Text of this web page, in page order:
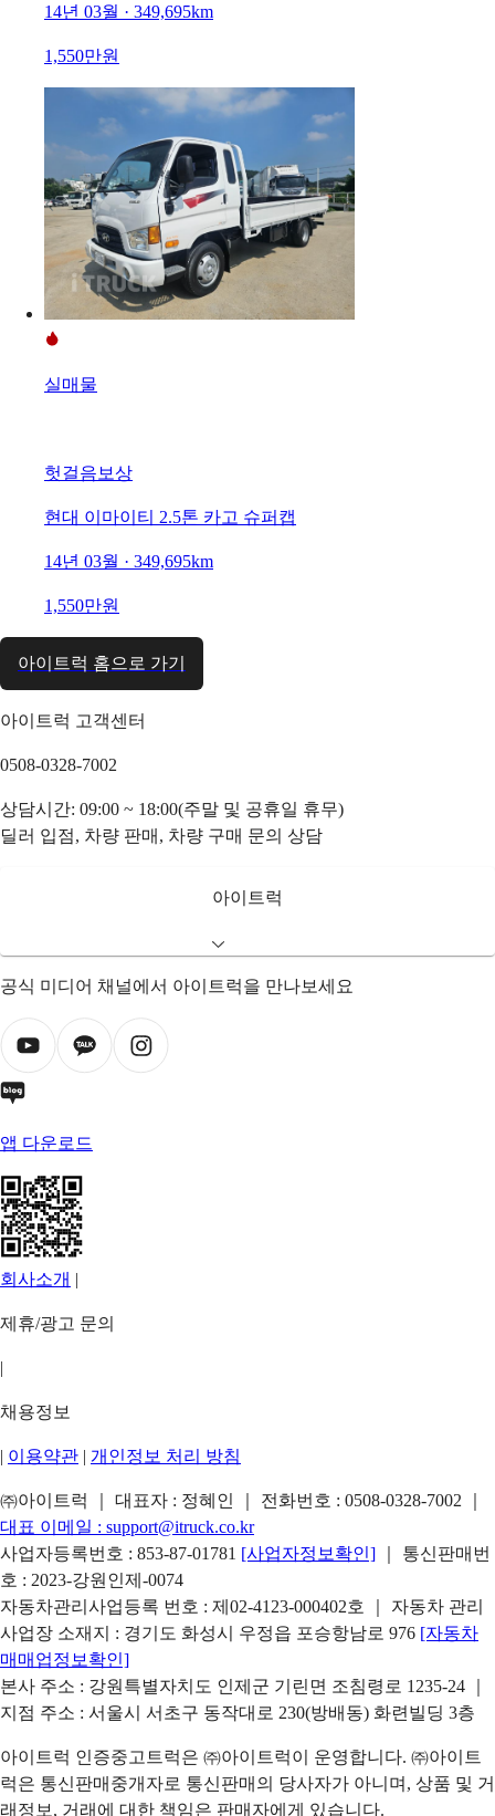
14년 03월 · 349,695km
1,550만원
실매물
헛걸음보상
현대 이마이티 2.5톤 카고 슈퍼캡
14년 03월 · 349,695km
1,550만원
아이트럭 홈으로 가기
아이트럭 고객센터
0508-0328-7002
상담시간: 09:00 ~ 18:00(주말 및 공휴일 휴무)
딜러 입점, 차량 판매, 차량 구매 문의 상담
아이트럭
공식 미디어 채널에서 아이트럭을 만나보세요
앱 다운로드
회사소개 |
제휴/광고 문의
|
채용정보
| 이용약관 | 개인정보 처리 방침
㈜아이트럭 ｜ 대표자 : 정혜인 ｜ 전화번호 : 0508-0328-7002
대표 이메일 : support@itruck.co.kr
사업자등록번호 : 853-87-01781 [사업자정보확인]
｜ 통신판매번
호 : 2023-강원인제-0074
자동차관리사업등록 번호 : 제02-4123-000402호 ｜ 자동차 관리
사업장 소재지 : 경기도 화성시 우정읍 포승항남로 976 [자동차
매매업정보확인]
본사 주소 : 강원특별자치도 인제군 기린면 조침령로 1235-24 ｜
지점 주소 : 서울시 서초구 동작대로 230(방배동) 화련빌딩 3층
아이트럭 인증중고트럭은 ㈜아이트럭이 운영합니다. ㈜아이트
럭은 통신판매중개자로 통신판매의 당사자가 아니며, 상품 및 거
래정보, 거래에 대한 책임은 판매자에게 있습니다.